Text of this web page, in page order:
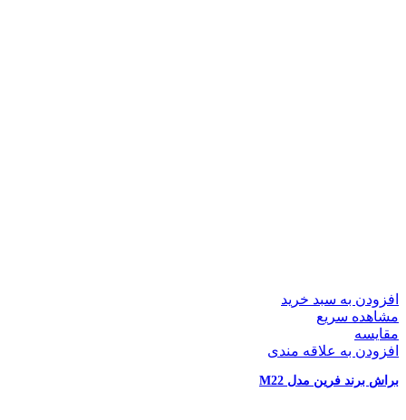
افزودن به سبد خرید
مشاهده سریع
مقایسه
افزودن به علاقه مندی
براش برند فرین مدل M22